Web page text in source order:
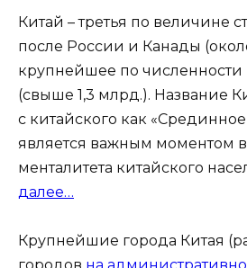
Китай – третья по величине
после России и Канады
крупнейшее по численности
(свыше 1,3 млрд.). Название
с китайского как «Срединное
является важным моментом
менталитета китайского
далее…
Крупнейшие города Китая